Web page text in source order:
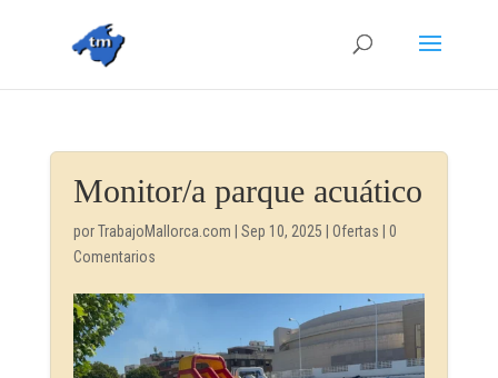
Monitor/a parque acuático
porTrabajoMallorca.com Sep 10, 2025 Ofertas
0
Comentarios